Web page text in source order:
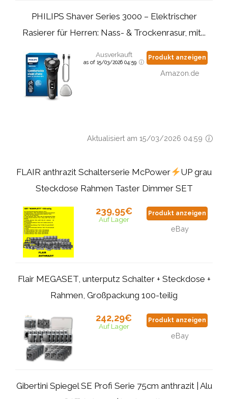
PHILIPS Shaver Series 3000 – Elektrischer
Rasierer für Herren: Nass- & Trockenrasur, mit...
Ausverkauft
as of 15/03/2026 04:59
Produkt anzeigen
Amazon.de
Aktualisiert am 15/03/2026 04:59
FLAIR anthrazit Schalterserie McPower
UP grau
Steckdose Rahmen Taster Dimmer SET
239,95€
Auf Lager
Produkt anzeigen
eBay
Flair MEGASET, unterputz Schalter + Steckdose +
Rahmen, Großpackung 100-teilig
242,29€
Auf Lager
Produkt anzeigen
eBay
Gibertini Spiegel SE Profi Serie 75cm anthrazit | Alu